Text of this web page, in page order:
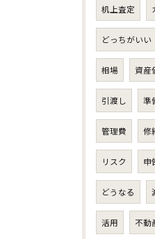
机上査定
どっちがいい
相場 資産
引渡し 準
管理費 修
リスク 申
どうなる
活用 不動